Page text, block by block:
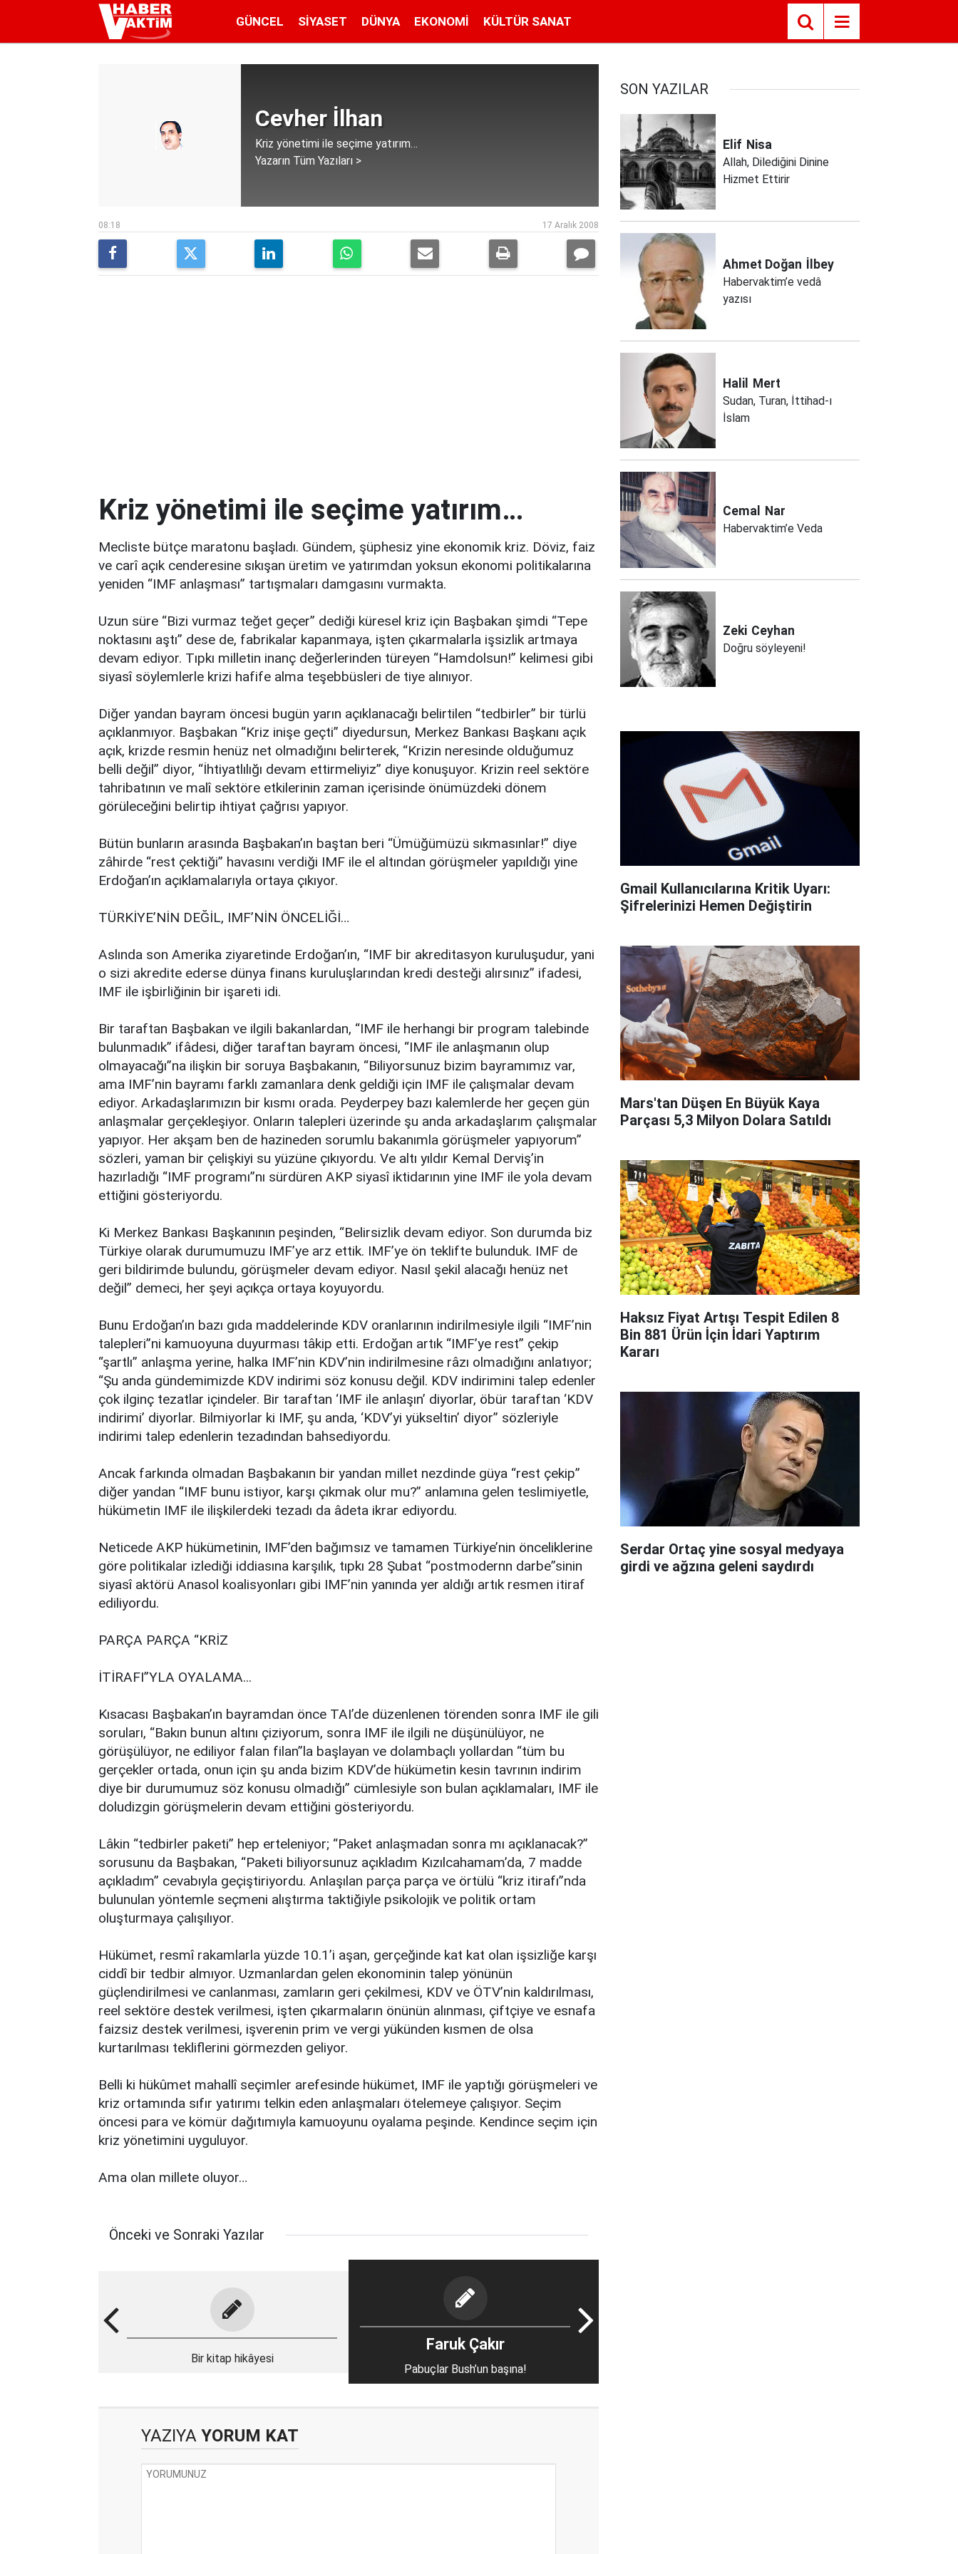
GÜNCEL SIYASET DÜNYA EKONOMI KÜLTÜR SANAT
Cevher İlhan
Kriz yönetimi ile seçime yatırım…
Yazarın Tüm Yazıları >
08:18 17 Aralık 2008
Kriz yönetimi ile seçime yatırım…
Mecliste bütçe maratonu başladı. Gündem, şüphesiz yine ekonomik kriz. Döviz, faiz
ve carî açık cenderesine sıkışan üretim ve yatırımdan yoksun ekonomi politikalarına
yeniden “IMF anlaşması” tartışmaları damgasını vurmakta.
Uzun süre “Bizi vurmaz teğet geçer” dediği küresel kriz için Başbakan şimdi “Tepe
noktasını aştı” dese de, fabrikalar kapanmaya, işten çıkarmalarla işsizlik artmaya
devam ediyor. Tıpkı milletin inanç değerlerinden türeyen “Hamdolsun!” kelimesi gibi
siyasî söylemlerle krizi hafife alma teşebbüsleri de tiye alınıyor.
Diğer yandan bayram öncesi bugün yarın açıklanacağı belirtilen “tedbirler” bir türlü
açıklanmıyor. Başbakan “Kriz inişe geçti” diyedursun, Merkez Bankası Başkanı açık
açık, krizde resmin henüz net olmadığını belirterek, “Krizin neresinde olduğumuz
belli değil” diyor, “İhtiyatlılığı devam ettirmeliyiz” diye konuşuyor. Krizin reel sektöre
tahribatının ve malî sektöre etkilerinin zaman içerisinde önümüzdeki dönem
görüleceğini belirtip ihtiyat çağrısı yapıyor.
Bütün bunların arasında Başbakan’ın baştan beri “Ümüğümüzü sıkmasınlar!” diye
zâhirde “rest çektiği” havasını verdiği IMF ile el altından görüşmeler yapıldığı yine
Erdoğan’ın açıklamalarıyla ortaya çıkıyor.
TÜRKİYE’NİN DEĞİL, IMF’NİN ÖNCELİĞİ…
Aslında son Amerika ziyaretinde Erdoğan’ın, “IMF bir akreditasyon kuruluşudur, yani
o sizi akredite ederse dünya finans kuruluşlarından kredi desteği alırsınız” ifadesi,
IMF ile işbirliğinin bir işareti idi.
Bir taraftan Başbakan ve ilgili bakanlardan, “IMF ile herhangi bir program talebinde
bulunmadık” ifâdesi, diğer taraftan bayram öncesi, “IMF ile anlaşmanın olup
olmayacağı”na ilişkin bir soruya Başbakanın, “Biliyorsunuz bizim bayramımız var,
ama IMF’nin bayramı farklı zamanlara denk geldiği için IMF ile çalışmalar devam
ediyor. Arkadaşlarımızın bir kısmı orada. Peyderpey bazı kalemlerde her geçen gün
anlaşmalar gerçekleşiyor. Onların talepleri üzerinde şu anda arkadaşlarım çalışmalar
yapıyor. Her akşam ben de hazineden sorumlu bakanımla görüşmeler yapıyorum”
sözleri, yaman bir çelişkiyi su yüzüne çıkıyordu. Ve altı yıldır Kemal Derviş’in
hazırladığı “IMF programı”nı sürdüren AKP siyasî iktidarının yine IMF ile yola devam
ettiğini gösteriyordu.
Ki Merkez Bankası Başkanının peşinden, “Belirsizlik devam ediyor. Son durumda biz
Türkiye olarak durumumuzu IMF’ye arz ettik. IMF’ye ön teklifte bulunduk. IMF de
geri bildirimde bulundu, görüşmeler devam ediyor. Nasıl şekil alacağı henüz net
değil” demeci, her şeyi açıkça ortaya koyuyordu.
Bunu Erdoğan’ın bazı gıda maddelerinde KDV oranlarının indirilmesiyle ilgili “IMF’nin
talepleri”ni kamuoyuna duyurması tâkip etti. Erdoğan artık “IMF’ye rest” çekip
“şartlı” anlaşma yerine, halka IMF’nin KDV’nin indirilmesine râzı olmadığını anlatıyor;
“Şu anda gündemimizde KDV indirimi söz konusu değil. KDV indirimini talep edenler
çok ilginç tezatlar içindeler. Bir taraftan ‘IMF ile anlaşın’ diyorlar, öbür taraftan ‘KDV
indirimi’ diyorlar. Bilmiyorlar ki IMF, şu anda, ‘KDV’yi yükseltin’ diyor” sözleriyle
indirimi talep edenlerin tezadından bahsediyordu.
Ancak farkında olmadan Başbakanın bir yandan millet nezdinde güya “rest çekip”
diğer yandan “IMF bunu istiyor, karşı çıkmak olur mu?” anlamına gelen teslimiyetle,
hükümetin IMF ile ilişkilerdeki tezadı da âdeta ikrar ediyordu.
Neticede AKP hükümetinin, IMF’den bağımsız ve tamamen Türkiye’nin önceliklerine
göre politikalar izlediği iddiasına karşılık, tıpkı 28 Şubat “postmodernn darbe”sinin
siyasî aktörü Anasol koalisyonları gibi IMF’nin yanında yer aldığı artık resmen itiraf
ediliyordu.
PARÇA PARÇA “KRİZ
İTİRAFI”YLA OYALAMA...
Kısacası Başbakan’ın bayramdan önce TAI’de düzenlenen törenden sonra IMF ile gili
soruları, “Bakın bunun altını çiziyorum, sonra IMF ile ilgili ne düşünülüyor, ne
görüşülüyor, ne ediliyor falan filan”la başlayan ve dolambaçlı yollardan “tüm bu
gerçekler ortada, onun için şu anda bizim KDV’de hükümetin kesin tavrının indirim
diye bir durumumuz söz konusu olmadığı” cümlesiyle son bulan açıklamaları, IMF ile
doludizgin görüşmelerin devam ettiğini gösteriyordu.
Lâkin “tedbirler paketi” hep erteleniyor; “Paket anlaşmadan sonra mı açıklanacak?”
sorusunu da Başbakan, “Paketi biliyorsunuz açıkladım Kızılcahamam’da, 7 madde
açıkladım” cevabıyla geçiştiriyordu. Anlaşılan parça parça ve örtülü “kriz itirafı”nda
bulunulan yöntemle seçmeni alıştırma taktiğiyle psikolojik ve politik ortam
oluşturmaya çalışılıyor.
Hükümet, resmî rakamlarla yüzde 10.1’i aşan, gerçeğinde kat kat olan işsizliğe karşı
ciddî bir tedbir almıyor. Uzmanlardan gelen ekonominin talep yönünün
güçlendirilmesi ve canlanması, zamların geri çekilmesi, KDV ve ÖTV’nin kaldırılması,
reel sektöre destek verilmesi, işten çıkarmaların önünün alınması, çiftçiye ve esnafa
faizsiz destek verilmesi, işverenin prim ve vergi yükünden kısmen de olsa
kurtarılması tekliflerini görmezden geliyor.
Belli ki hükûmet mahallî seçimler arefesinde hükümet, IMF ile yaptığı görüşmeleri ve
kriz ortamında sıfır yatırımı telkin eden anlaşmaları ötelemeye çalışıyor. Seçim
öncesi para ve kömür dağıtımıyla kamuoyunu oyalama peşinde. Kendince seçim için
kriz yönetimini uyguluyor.
Ama olan millete oluyor…
Önceki ve Sonraki Yazılar
Bir kitap hikâyesi
Faruk Çakır
Pabuçlar Bush’un başına!
YAZIYA YORUM KAT
SON YAZILAR
Elif Nisa
Allah, Dilediğini Dinine
Hizmet Ettirir
Ahmet Doğan İlbey
Habervaktim’e vedâ
yazısı
Halil Mert
Sudan, Turan, İttihad-ı
İslam
Cemal Nar
Habervaktim’e Veda
Zeki Ceyhan
Doğru söyleyeni!
Gmail Kullanıcılarına Kritik Uyarı:
Şifrelerinizi Hemen Değiştirin
Mars'tan Düşen En Büyük Kaya
Parçası 5,3 Milyon Dolara Satıldı
Haksız Fiyat Artışı Tespit Edilen 8
Bin 881 Ürün İçin İdari Yaptırım
Kararı
Serdar Ortaç yine sosyal medyaya
girdi ve ağzına geleni saydırdı